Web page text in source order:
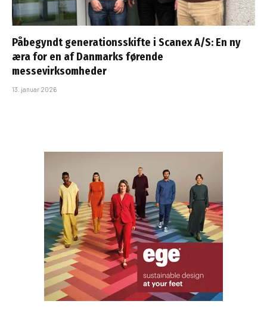
Påbegyndt generationsskifte i Scanex A/S: En ny
æra for en af Danmarks førende
messevirksomheder
13. januar 2026